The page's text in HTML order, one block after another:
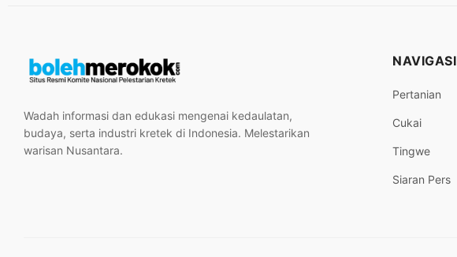
Wadah informasi dan edukasi mengenai kedaulatan,
budaya, serta industri kretek di Indonesia. Melestarikan
warisan Nusantara.
NAVIGASI
Pertanian
Cukai
Tingwe
Siaran Pers